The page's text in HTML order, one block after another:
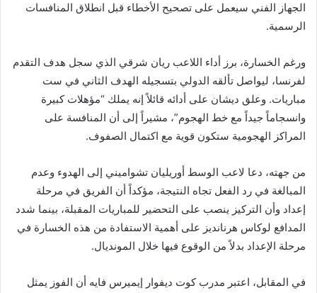
الجهاز الفني سيعمل على تصحيح الأخطاء قبل انطلاق المنافسات
الرسمية.
ورغم الخسارة، برز أداء اللاعب ريان شرقي الذي سجل هدف التقدم
لفرنسا، ليواصل تألقه الدولي بتسجيله الهدف الثاني في ست
مباريات. وعلق ديشان على أدائه قائلاً إنه يملك “مؤهلات كبيرة
وانسجاماً جيداً مع خط الهجوم”، مشيراً إلى أن المنافسة على
المراكز الهجومية ستكون قوية مع اكتمال الصفوف.
من جهته، دعا لاعب الوسط أوريليان تشواميني إلى الهدوء وعدم
المبالغة في رد الفعل تجاه النتيجة، مؤكداً أن الفريق في مرحلة
إعداد وأن التركيز ينصب على التحضير للمباريات المقبلة، بينما شدد
المدافع لوكاس هرنانديز على أهمية الاستفادة من هذه الخسارة في
مرحلة الإعداد بدلاً من الوقوع فيها خلال المونديال.
في المقابل، اعتبر مدرب كوت ديفوار إيميرس فايه أن الفوز يمثل